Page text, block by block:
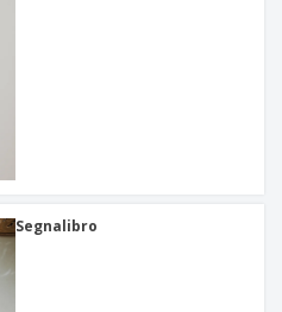
Segnalibro